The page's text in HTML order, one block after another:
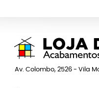
Av. Colombo, 2526 - Vila